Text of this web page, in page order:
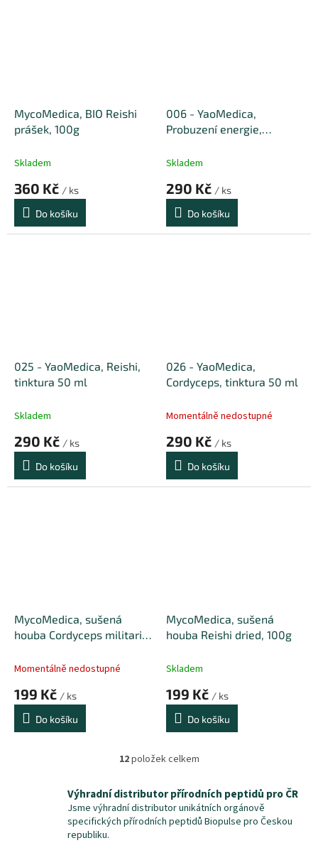
MycoMedica, BIO Reishi
prášek, 100g
Skladem
360 Kč / ks
Do košíku
006 - YaoMedica,
Probuzení energie,
Skladem
290 Kč / ks
Do košíku
025 - YaoMedica, Reishi,
tinktura 50 ml
Skladem
290 Kč / ks
Do košíku
026 - YaoMedica,
Cordyceps, tinktura 50 ml
Momentálně nedostupné
290 Kč / ks
Do košíku
MycoMedica, sušená
houba Cordyceps militaris
Momentálně nedostupné
199 Kč / ks
Do košíku
MycoMedica, sušená
houba Reishi dried, 100g
Skladem
199 Kč / ks
Do košíku
O
l
á
d
12položek celkem
Výhradní distributor přírodních peptidů pro ČR
Jsme výhradní distributor unikátních orgánově
specifických přírodních peptidů Biopulse pro Českou
republiku.